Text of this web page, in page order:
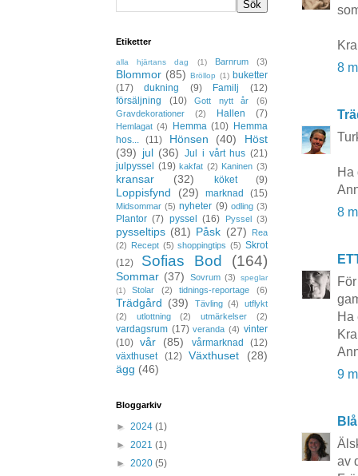
8
Ha
8
Ha
9
av
Etiketter
alla hjärtans dag (1) Barnrum (3)
Blommor (85) Bröllop (1) buketter
(17)
dukning (9) Familj
(12)
försäljning
(10) Gott nytt år
(6)
Gravdekorationer
(2) Hallen (7)
Hemlagat (4) Hemma (10) Hemma
hos...
(11) Hönsen (40)
Höst
(39) jul (36) Jul i vårt hus (21)
julpyssel
(19) kakfat (2) Kaninen (3)
kransar (32) köket (9)
Loppisfynd (29) marknad (15)
Midsommar (5) nyheter (9) odling (3)
Plantor (7) pyssel (16) Pyssel (3)
pysseltips (81) Påsk (27)
Rea
(2) Recept (5) shoppingtips (5) Skrot
(12)
Sofias Bod (164)
Sommar (37) Sovrum (3)
speglar
(1)
Stolar (2) tidnings-reportage (6)
Trädgård (39) Tävling (4)
utflykt
(2)
utlottning (2) utmärkelser (2)
vardagsrum (17) veranda (4) vinter
(10) vår (85) vårmarknad
(12)
växthuset
(12) Växthuset
(28)
ägg (46)
Bloggarkiv
► 2024 (1)
► 2021 (1)
► 2020 (5)